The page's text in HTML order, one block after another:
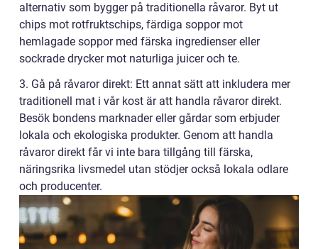
alternativ som bygger på traditionella råvaror. Byt ut
chips mot rotfruktschips, färdiga soppor mot
hemlagade soppor med färska ingredienser eller
sockrade drycker mot naturliga juicer och te.
3. Gå på råvaror direkt: Ett annat sätt att inkludera mer
traditionell mat i vår kost är att handla råvaror direkt.
Besök bondens marknader eller gårdar som erbjuder
lokala och ekologiska produkter. Genom att handla
råvaror direkt får vi inte bara tillgång till färska,
näringsrika livsmedel utan stödjer också lokala odlare
och producenter.